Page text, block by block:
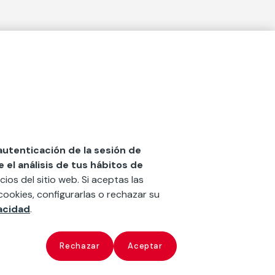
Centro de Documentación
Red Ibérica Fundación Mapfre
Configurar cookies Copyright Fundación Mapfre
de la sesión de
análisis de tus hábitos de
del sitio web. Si aceptas las
configurarlas o rechazar su
.
Rechazar Aceptar